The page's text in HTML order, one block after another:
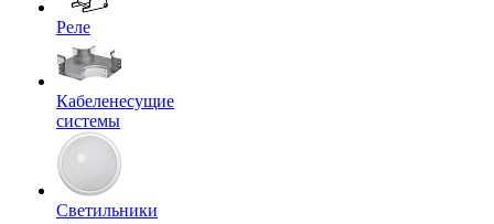
Реле
Кабеленесущие
системы
Светильники